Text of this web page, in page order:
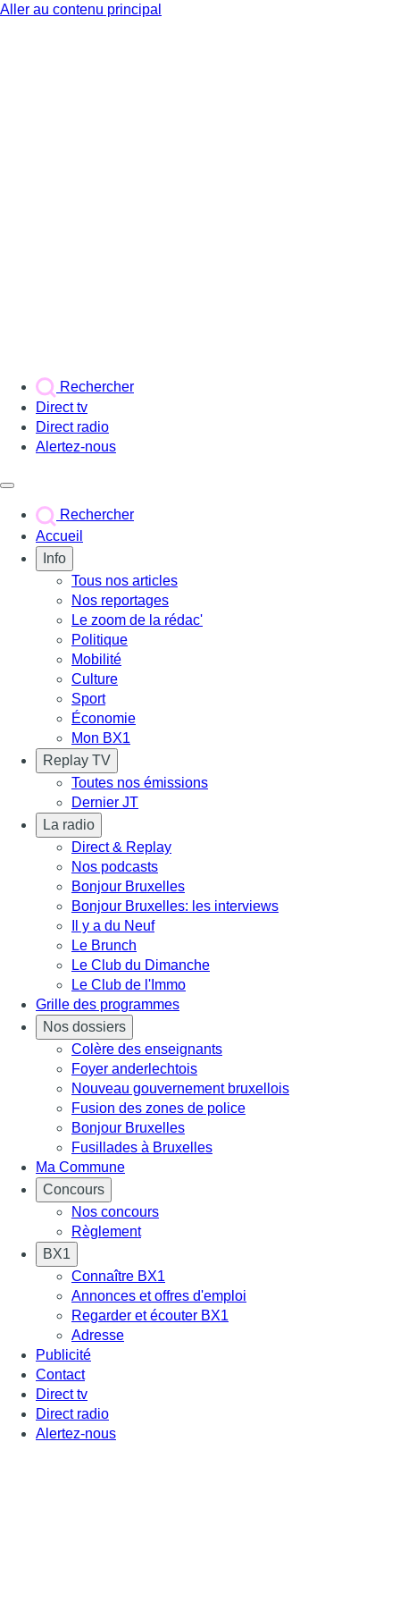
Aller au contenu principal
Rechercher
Direct tv
Direct radio
Alertez-nous
Rechercher
Accueil
Info
Tous nos articles
Nos reportages
Le zoom de la rédac'
Politique
Mobilité
Culture
Sport
Économie
Mon BX1
Replay TV
Toutes nos émissions
Dernier JT
La radio
Direct & Replay
Nos podcasts
Bonjour Bruxelles
Bonjour Bruxelles: les interviews
Il y a du Neuf
Le Brunch
Le Club du Dimanche
Le Club de l'Immo
Grille des programmes
Nos dossiers
Colère des enseignants
Foyer anderlechtois
Nouveau gouvernement bruxellois
Fusion des zones de police
Bonjour Bruxelles
Fusillades à Bruxelles
Ma Commune
Concours
Nos concours
Règlement
BX1
Connaître BX1
Annonces et offres d'emploi
Regarder et écouter BX1
Adresse
Publicité
Contact
Direct tv
Direct radio
Alertez-nous